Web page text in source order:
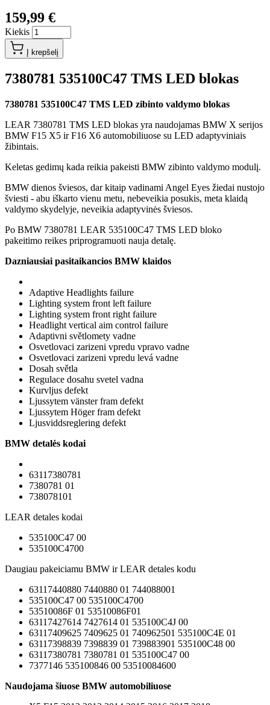
159,99 €
Kiekis
Į krepšelį
7380781 535100C47 TMS LED blokas
7380781 535100C47 TMS LED zibinto valdymo blokas
LEAR 7380781 TMS LED blokas yra naudojamas BMW X serijos
BMW F15 X5 ir F16 X6 automobiliuose su LED adaptyviniais
žibintais.
Keletas gedimų kada reikia pakeisti BMW zibinto valdymo modulį.
BMW dienos šviesos, dar kitaip vadinami Angel Eyes žiedai nustojo
šviesti - abu iškarto vienu metu, nebeveikia posukis, meta klaidą
valdymo skydelyje, neveikia adaptyvinės šviesos.
Po BMW 7380781 LEAR 535100C47 TMS LED bloko
pakeitimo reikes priprogramuoti nauja detalę.
Dazniausiai pasitaikancios BMW klaidos
Adaptive Headlights failure
Lighting system front left failure
Lighting system front right failure
Headlight vertical aim control failure
Adaptivni světlomety vadne
Osvetlovaci zarizeni vpredu vpravo vadne
Osvetlovaci zarizeni vpredu levá vadne
Dosah světla
Regulace dosahu svetel vadna
Kurvljus defekt
Ljussytem vänster fram defekt
Ljussytem Höger fram defekt
Ljusviddsreglering defekt
BMW detalės kodai
63117380781
7380781 01
738078101
LEAR detales kodai
535100C47 00
535100C4700
Daugiau pakeiciamu BMW ir LEAR detales kodu
63117440880 7440880 01 744088001
535100C47 00 535100C4700
53510086F 01 53510086F01
63117427614 7427614 01 535100C4J 00
63117409625 7409625 01 740962501 535100C4E 01
63117398839 7398839 01 739883901 535100C48 00
63117380781 7380781 01 535100C47 00
7377146 535100846 00 53510084600
Naudojama šiuose BMW automobiliuose